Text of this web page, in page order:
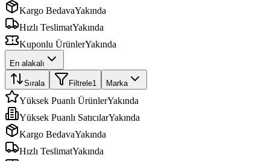
Kargo BedavaYakında
Hızlı TeslimatYakında
Kuponlu ÜrünlerYakında
En alakalı
Sırala Filtrele1 Marka
Yüksek Puanlı ÜrünlerYakında
Yüksek Puanlı SatıcılarYakında
Kargo BedavaYakında
Hızlı TeslimatYakında